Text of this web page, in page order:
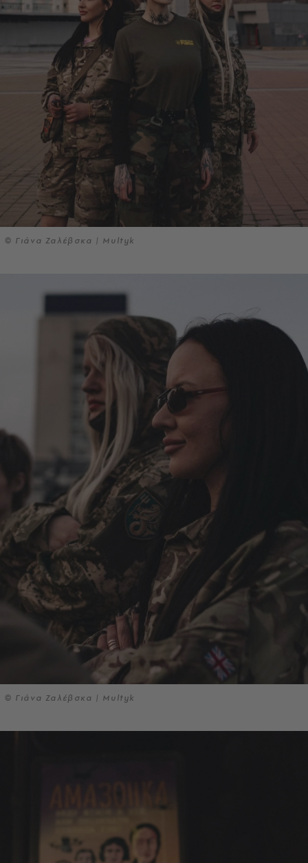
© Γιάνα Ζαλέβσκα | Multyk
© Γιάνα Ζαλέβσκα | Multyk